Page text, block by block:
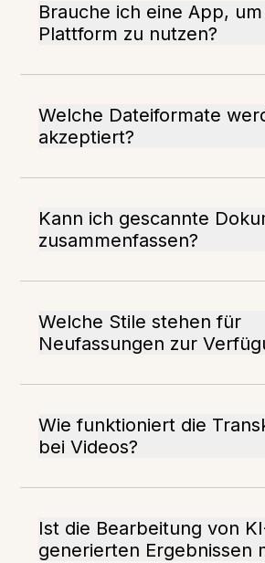
Brauche ich eine App,
Plattform zu nutzen?
Welche Dateiformate
akzeptiert?
Kann ich gescannte
zusammenfassen?
Welche Stile stehen für
Neufassungen zur
Wie funktioniert die
bei Videos?
Ist die Bearbeitung von
generierten Ergebnissen